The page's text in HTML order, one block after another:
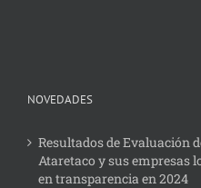
NOVEDADES
Resultados de Evaluación
Ataretaco y sus empresas
en transparencia en 2024